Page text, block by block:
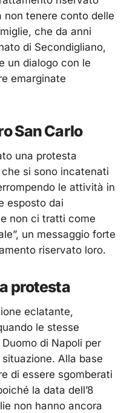
non tenere conto delle
che da anni
di Secondigliano,
un dialogo con le
emarginate
San Carlo
una protesta
si sono incatenati
le attività in
esposto dai
non ci tratti come
un messaggio forte
riservato loro.
protesta
eclatante,
le stesse
di Napoli per
Alla base
di essere sgomberati
la data dell’8
non hanno ancora